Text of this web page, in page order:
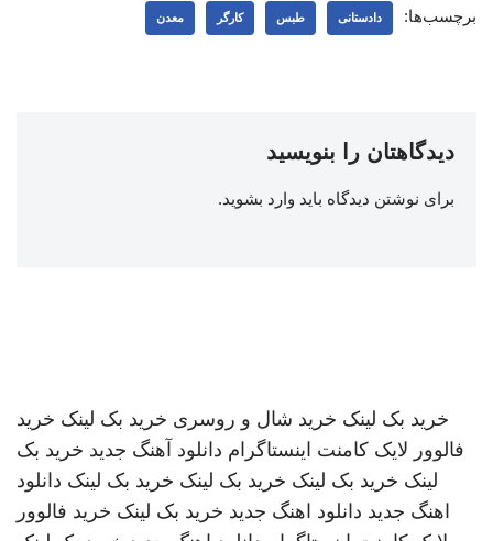
برچسب‌ها: دادستانی طبس کارگر معدن
دیدگاهتان را بنویسید
برای نوشتن دیدگاه باید وارد بشوید.
خرید بک لینک خرید شال و روسری خرید بک لینک خرید
فالوور لایک کامنت اینستاگرام دانلود آهنگ جدید خرید بک
لینک خرید بک لینک خرید بک لینک خرید بک لینک دانلود
اهنگ جدید دانلود اهنگ جدید خرید بک لینک خرید فالوور